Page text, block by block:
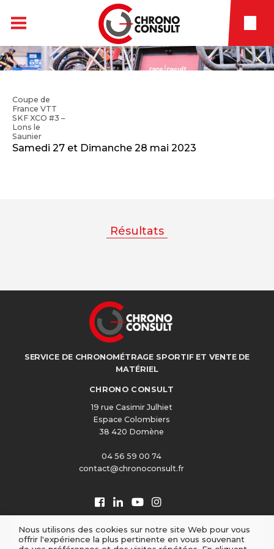
Coupe de
France VTT
SKF XCO #3 –
Lons le
Saunier
Samedi 27 et Dimanche 28 mai 2023
Résultats
SERVICE DE CHRONOMÉTRAGE SPORTIF ET VENTE DE
MATÉRIEL
CHRONO CONSULT
19 rue Casimir Julhiet
Espace Colombiers
38 420 Domène
04 56 59 00 74
contact@chronoconsult.fr
Nous utilisons des cookies sur notre site Web pour vous
offrir l'expérience la plus pertinente en vous souvenant